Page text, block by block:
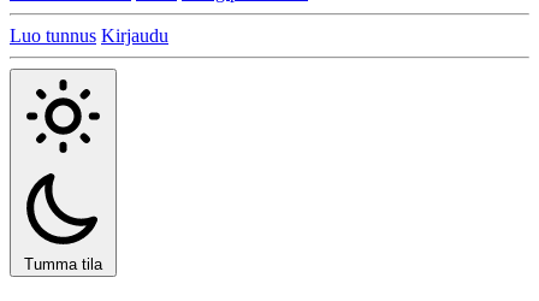
Luo tunnus Kirjaudu
Tumma tila